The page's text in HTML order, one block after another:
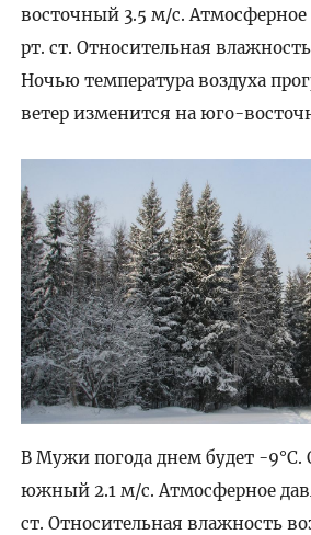
восточный 3.5 м/с.
рт. ст. Относительная
Ночью температура воздуха
ветер изменится на юго-
В Мужи погода днем будет -9°C.
южный 2.1 м/с. Атмосферное
ст. Относительная влажность